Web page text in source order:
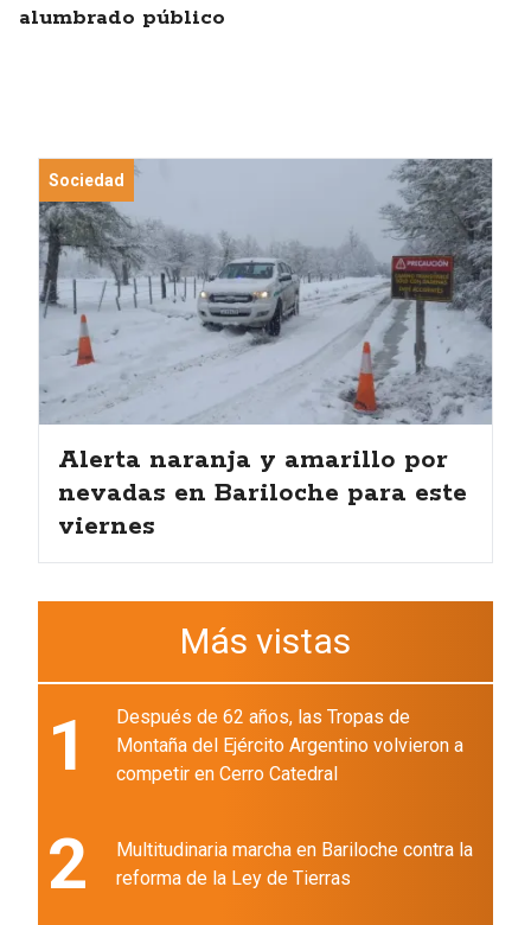
alumbrado público
Sociedad
Alerta naranja y amarillo por
nevadas en Bariloche para este
viernes
Más vistas
1
Después de 62 años, las Tropas de
Montaña del Ejército Argentino volvieron a
competir en Cerro Catedral
2
Multitudinaria marcha en Bariloche contra la
reforma de la Ley de Tierras